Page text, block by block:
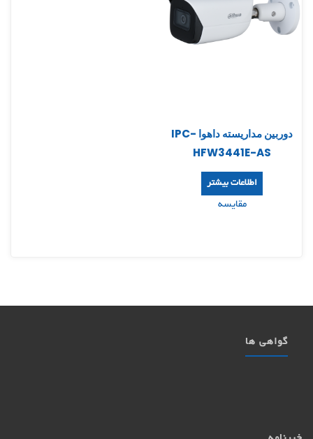
دوربین مداریسته داهوا IPC-
HFW3441E-AS
اطلاعات بیشتر
مقایسه
گواهی ها